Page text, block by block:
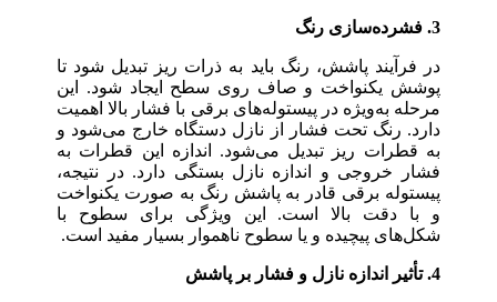
3. فشرده‌سازی رنگ
در فرآیند پاشش، رنگ باید به ذرات ریز تبدیل شود تا
پوشش یکنواخت و صاف روی سطح ایجاد شود. این
مرحله به‌ویژه در پیستوله‌های برقی با فشار بالا اهمیت
دارد. رنگ تحت فشار از نازل دستگاه خارج می‌شود و
به قطرات ریز تبدیل می‌شود. اندازه این قطرات به
فشار خروجی و اندازه نازل بستگی دارد. در نتیجه،
پیستوله برقی قادر به پاشش رنگ به صورت یکنواخت
و با دقت بالا است. این ویژگی برای سطوح با
شکل‌های پیچیده و یا سطوح ناهموار بسیار مفید است.
4. تأثیر اندازه نازل و فشار بر پاشش